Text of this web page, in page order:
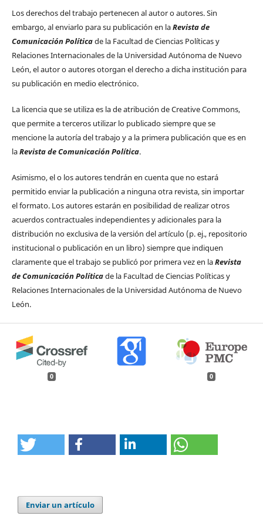
Los derechos del trabajo pertenecen al autor o autores. Sin
embargo, al enviarlo para su publicación en laRevista de
Comunicación Políticade la Facultad de Ciencias Políticas y
Relaciones Internacionales de la Universidad Autónoma de Nuevo
León, el autor o autores otorgan el derecho a dicha institución para
su publicación en medio electrónico.
La licencia que se utiliza es la de atribución de Creative Commons,
que permite a terceros utilizar lo publicado siempre que se
mencione la autoría del trabajo y a la primera publicación que es en
laRevista de Comunicación Política.
Asimismo, el o los autores tendrán en cuenta que no estará
permitido enviar la publicación a ninguna otra revista, sin importar
el formato. Los autores estarán en posibilidad de realizar otros
acuerdos contractuales independientes y adicionales para la
distribución no exclusiva de la versión del artículo (p. ej., repositorio
institucional o publicación en un libro) siempre que indiquen
claramente que el trabajo se publicó por primera vez en laRevista
de Comunicación Políticade la Facultad de Ciencias Políticas y
Relaciones Internacionales de la Universidad Autónoma de Nuevo
León.
0 0
Enviar un artículo